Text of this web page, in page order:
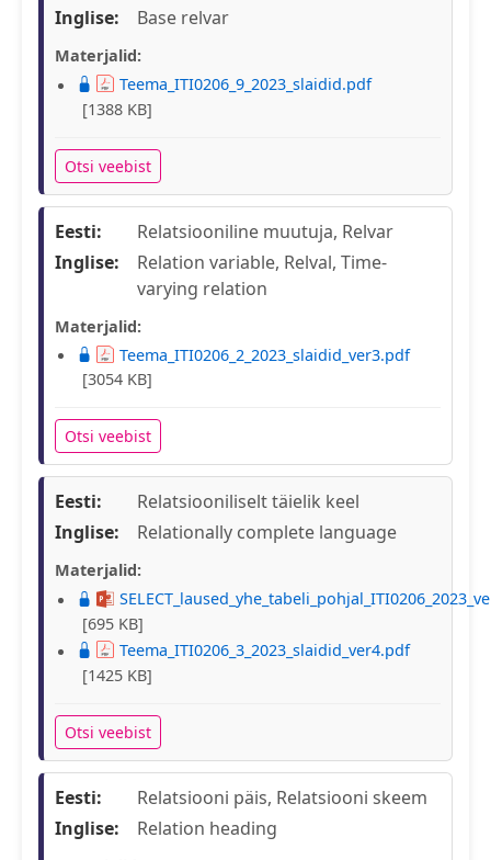
Inglise:
Base relvar
Materjalid:
Teema_ITI0206_9_2023_slaidid.pdf
[1388 KB]
Otsi veebist
Eesti:
Relatsiooniline muutuja, Relvar
Inglise:
Relation variable, Relval, Time-
varying relation
Materjalid:
Teema_ITI0206_2_2023_slaidid_ver3.pdf
[3054 KB]
Otsi veebist
Eesti:
Relatsiooniliselt täielik keel
Inglise:
Relationally complete language
Materjalid:
[695 KB]
Teema_ITI0206_3_2023_slaidid_ver4.pdf
[1425 KB]
Otsi veebist
Eesti:
Relatsiooni päis, Relatsiooni skeem
Inglise:
Relation heading